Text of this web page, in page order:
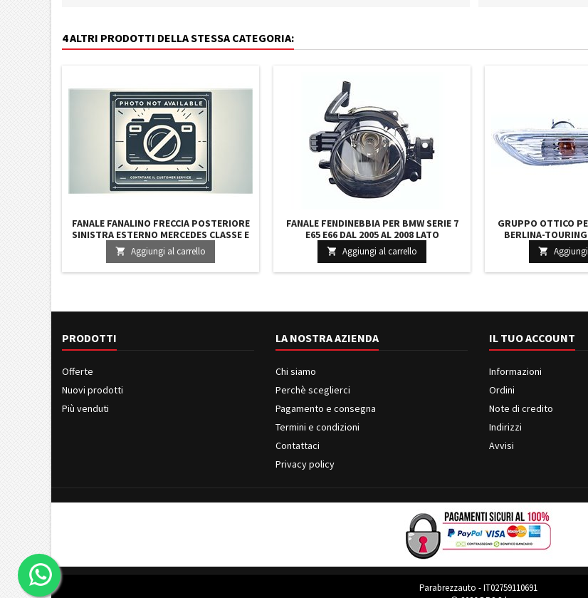
4 ALTRI PRODOTTI DELLA STESSA CATEGORIA:
FANALE FANALINO FRECCIA POSTERIORE
SINISTRA ESTERNO MERCEDES CLASSE E
W212 DAL 2013 IN POI
 Aggiungi al carrello
FANALE FENDINEBBIA PER BMW SERIE 7
E65 E66 DAL 2005 AL 2008 LATO
PASSEGGERO HB4
 Aggiungi al carrello
GRUPPO OTTICO
BERLINA-
LATERALE

PRODOTTI
Offerte
Nuovi prodotti
Più venduti
LA NOSTRA AZIENDA
Chi siamo
Perchè sceglierci
Pagamento e consegna
Termini e condizioni
Contattaci
Privacy policy
IL TUO ACCOUNT
Informazioni
Ordini
Note di credito
Indirizzi
Avvisi
Parabrezzauto - IT02759110691